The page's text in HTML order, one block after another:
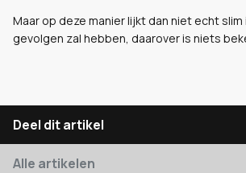
Maar op deze manier lijkt dan niet echt
gevolgen zal hebben, daarover is niets
Deel dit artikel
Alle artikelen